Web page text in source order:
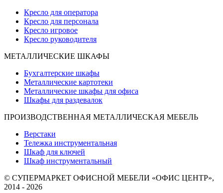
Кресло для оператора
Кресло для персонала
Кресло игровое
Кресло руководителя
МЕТАЛЛИЧЕСКИЕ ШКАФЫ
Бухгалтерские шкафы
Металлические картотеки
Металлические шкафы для офиса
Шкафы для раздевалок
ПРОИЗВОДСТВЕННАЯ МЕТАЛЛИЧЕСКАЯ МЕБЕЛЬ
Верстаки
Тележка инструментальная
Шкаф для ключей
Шкаф инструментальный
© СУПЕРМАРКЕТ ОФИСНОЙ МЕБЕЛИ «ОФИС ЦЕНТР»,
2014 - 2026